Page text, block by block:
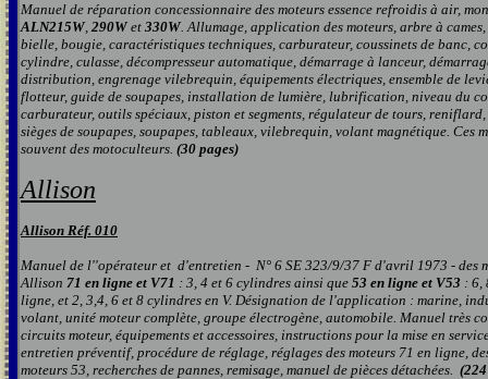
Manuel de réparation concessionnaire des moteurs essence refroidis à air,
ALN215W, 290W et 330W. Allumage, application des moteurs, arbre à
bielle, bougie, caractéristiques techniques, carburateur, coussinets de banc,
cylindre, culasse, décompresseur automatique, démarrage à lanceur,
distribution, engrenage vilebrequin, équipements électriques, ensemble de
flotteur, guide de soupapes, installation de lumière, lubrification, niveau du
carburateur, outils spéciaux, piston et segments, régulateur de tours, reniflard,
sièges de soupapes, soupapes, tableaux, vilebrequin, volant magnétique. Ces
souvent des motoculteurs. (30 pages)
Allison
Allison Réf. 010
Manuel de l''opérateur et d'entretien - N° 6 SE 323/9/37 F d'avril 1973 - des
Allison 71 en ligne et V71 : 3, 4 et 6 cylindres ainsi que 53 en ligne et V53 : 6,
ligne, et 2, 3,4, 6 et 8 cylindres en V. Désignation de l'application : marine,
volant, unité moteur complète, groupe électrogène, automobile. Manuel très
circuits moteur, équipements et accessoires, instructions pour la mise en
entretien préventif, procédure de réglage, réglages des moteurs 71 en ligne,
moteurs 53, recherches de pannes, remisage, manuel de pièces détachées.